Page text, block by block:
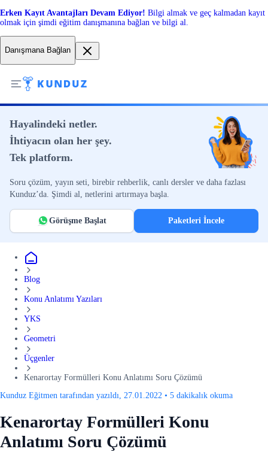
Erken Kayıt Avantajları Devam Ediyor! Bilgi almak ve geç kalmadan kayıt
olmak için şimdi eğitim danışmanına bağlan ve bilgi al.
Danışmana Bağlan
Hayalindeki netler.
İhtiyacın olan her şey.
Tek platform.
Soru çözüm, yayın seti, birebir rehberlik, canlı dersler ve daha fazlası
Kunduz’da. Şimdi al, netlerini artırmaya başla.
Görüşme Başlat Paketleri İncele
Blog
Konu Anlatımı Yazıları
YKS
Geometri
Üçgenler
Kenarortay Formülleri Konu Anlatımı Soru Çözümü
Kunduz Eğitmen tarafından yazıldı, 27.01.2022 • 5 dakikalık okuma
Kenarortay Formülleri Konu
Anlatımı Soru Çözümü